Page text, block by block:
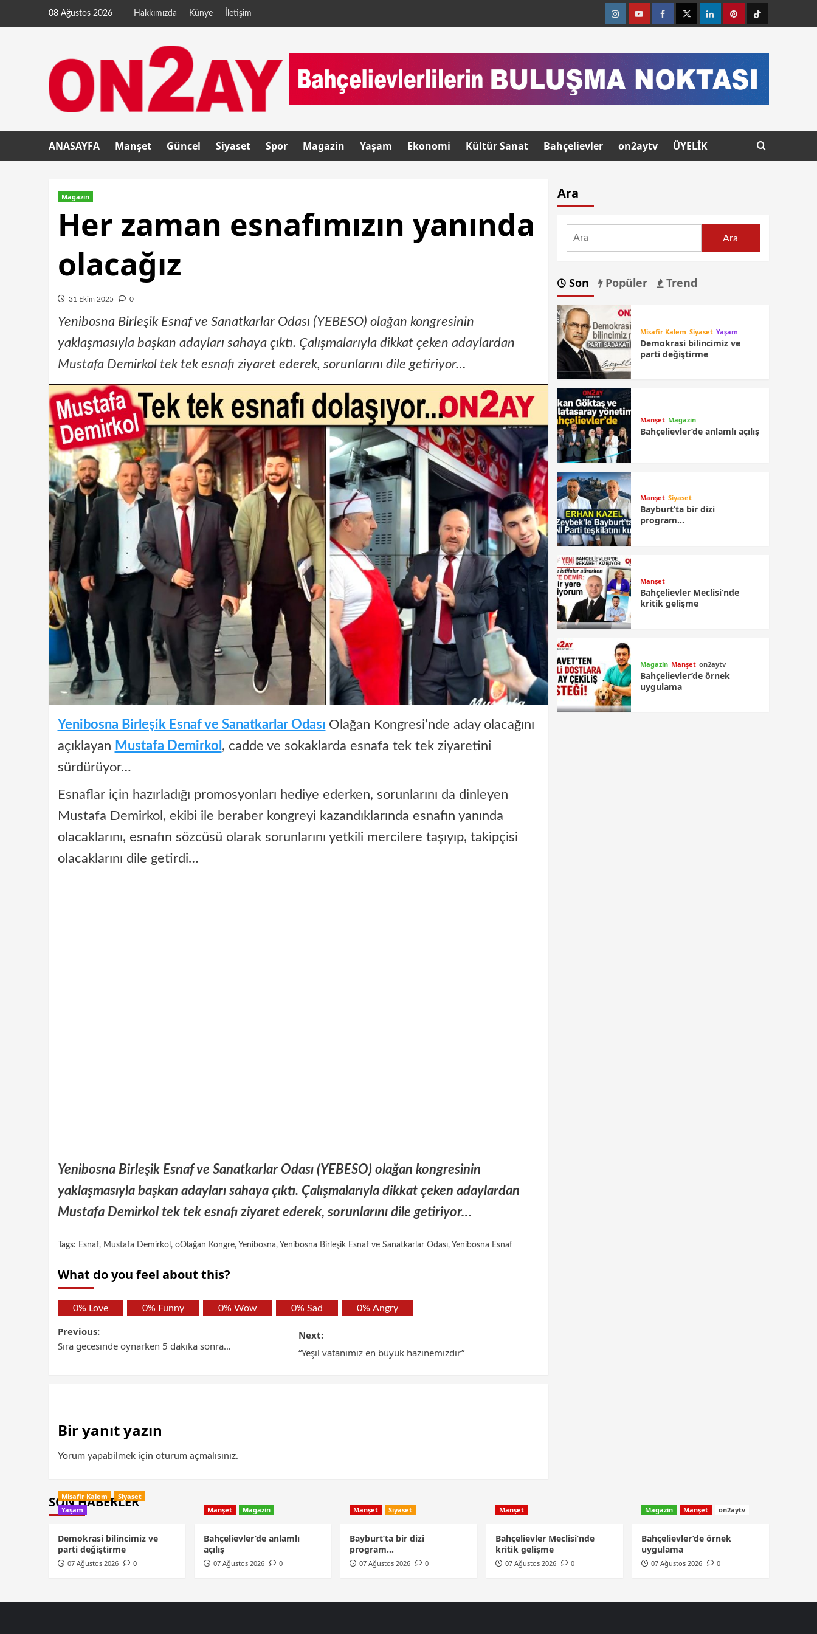
08 Ağustos 2026 Hakkımızda Künye İletişim
ANASAYFA Manşet Güncel Siyaset Spor Magazin Yaşam Ekonomi Kültür Sanat Bahçelievler on2aytv ÜYELİK
Magazin
Her zaman esnafımızın yanında
olacağız
31 Ekim 2025 0
Yenibosna Birleşik Esnaf ve Sanatkarlar Odası (YEBESO) olağan kongresinin
yaklaşmasıyla başkan adayları sahaya çıktı. Çalışmalarıyla dikkat çeken adaylardan
Mustafa Demirkol tek tek esnafı ziyaret ederek, sorunlarını dile getiriyor…
Yenibosna Birleşik Esnaf ve Sanatkarlar Odası Olağan Kongresi’nde aday olacağını
açıklayan Mustafa Demirkol , cadde ve sokaklarda esnafa tek tek ziyaretini
sürdürüyor…
Esnaflar için hazırladığı promosyonları hediye ederken, sorunlarını da dinleyen
Mustafa Demirkol, ekibi ile beraber kongreyi kazandıklarında esnafın yanında
olacaklarını, esnafın sözcüsü olarak sorunlarını yetkili mercilere taşıyıp, takipçisi
olacaklarını dile getirdi…
Yenibosna Birleşik Esnaf ve Sanatkarlar Odası (YEBESO) olağan kongresinin
yaklaşmasıyla başkan adayları sahaya çıktı. Çalışmalarıyla dikkat çeken adaylardan
Mustafa Demirkol tek tek esnafı ziyaret ederek, sorunlarını dile getiriyor…
Tags: Esnaf, Mustafa Demirkol , oOlağan Kongre, Yenibosna, Yenibosna Birleşik Esnaf ve Sanatkarlar Odası, Yenibosna Esnaf
What do you feel about this?
0% Love 0% Funny 0% Wow 0% Sad 0% Angry
Previous:
Sıra gecesinde oynarken 5 dakika sonra…
Next:
“Yeşil vatanımız en büyük hazinemizdir”
Bir yanıt yazın
Yorum yapabilmek için oturum açmalısınız.
Ara
Ara
Son Popüler Trend
Misafir Kalem Siyaset Yaşam
Demokrasi bilincimiz ve
parti değiştirme
Manşet Magazin
Bahçelievler’de anlamlı açılış
Manşet Siyaset
Bayburt’ta bir dizi
program…
Manşet
Bahçelievler Meclisi’nde
kritik gelişme
Magazin Manşet on2aytv
Bahçelievler’de örnek
uygulama
SON HABERLER
Misafir Kalem
Siyaset
Yaşam
Demokrasi bilincimiz ve
parti değiştirme
07 Ağustos 2026 0
Manşet Magazin
Bahçelievler’de anlamlı
açılış
07 Ağustos 2026 0
Manşet Siyaset
Bayburt’ta bir dizi
program…
07 Ağustos 2026 0
Manşet
Bahçelievler Meclisi’nde
kritik gelişme
07 Ağustos 2026 0
Magazin Manşet on2aytv
Bahçelievler’de örnek
uygulama
07 Ağustos 2026 0